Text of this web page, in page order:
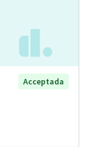
Acceptada